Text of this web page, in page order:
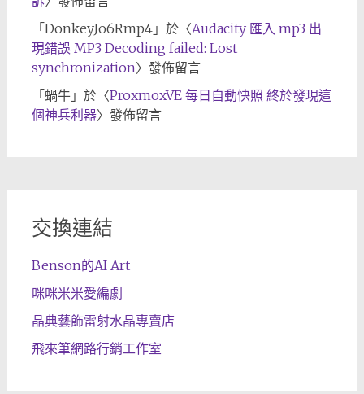
「DonkeyJo6Rmp4」於〈Audacity 匯入 mp3 出
現錯誤 MP3 Decoding failed: Lost
synchronization〉發佈留言
「蝸牛」於〈ProxmoxVE 每日自動快照 終於發現這
個神兵利器〉發佈留言
交換連結
Benson的AI Art
咪咪米米愛編劇
晶典藝飾雷射水晶專賣店
飛來筆網路行銷工作室